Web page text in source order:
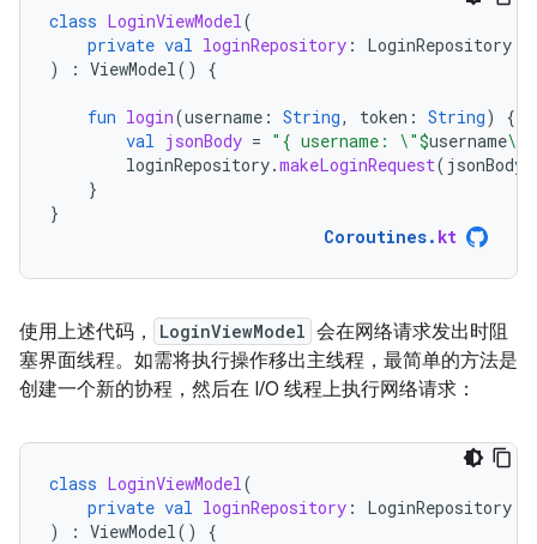
class LoginViewModel(
private val loginRepository :
LoginRepository
)
: ViewModel() {
fun login(username : String, token : String)
{
val jsonBody = "{ username: \"$username\",
loginRepository.makeLoginRequest( jsonBody
}
}
Coroutines. kt
使用上述代码， LoginViewModel 会在网络请求发出时阻
塞界面线程。如需将执行操作移出主线程，最简单的方法是
创建一个新的协程，然后在 I/O 线程上执行网络请求：
class LoginViewModel(
private val loginRepository :
LoginRepository
)
: ViewModel() {